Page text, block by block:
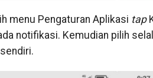
menu Pengaturan Aplikasi tap
notifikasi. Kemudian pilih